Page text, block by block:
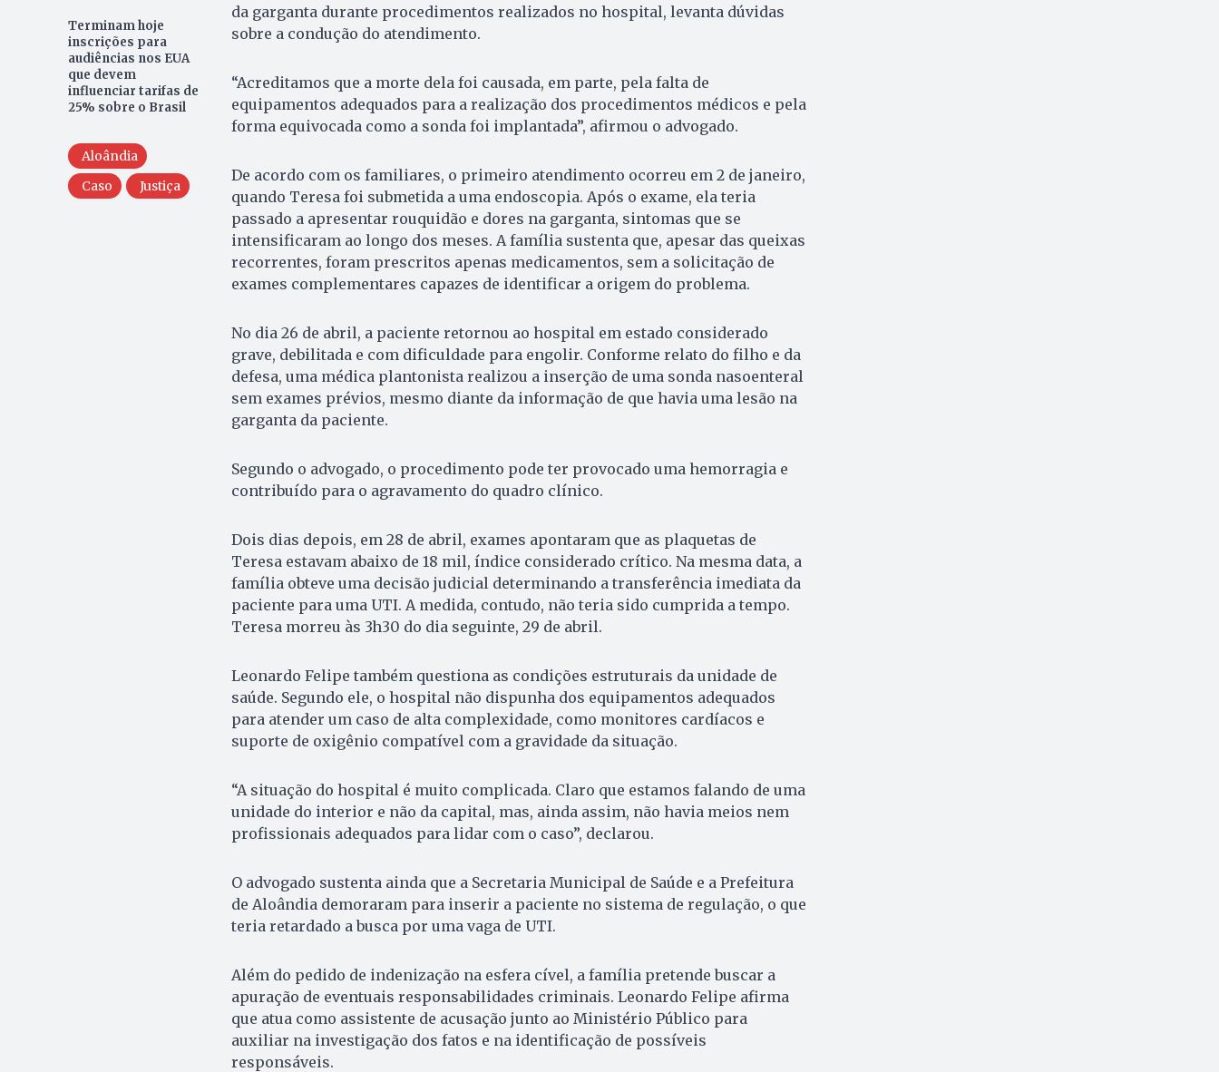
Terminam hoje
inscrições para
audiências nos EUA
que devem
influenciar tarifas de
25% sobre o Brasil
Aloândia
Caso
Justiça
da garganta durante procedimentos realizados no hospital, levanta dúvidas
sobre a condução do atendimento.
“Acreditamos que a morte dela foi causada, em parte, pela falta de
equipamentos adequados para a realização dos procedimentos médicos e pela
forma equivocada como a sonda foi implantada”, afirmou o advogado.
De acordo com os familiares, o primeiro atendimento ocorreu em 2 de janeiro,
quando Teresa foi submetida a uma endoscopia. Após o exame, ela teria
passado a apresentar rouquidão e dores na garganta, sintomas que se
intensificaram ao longo dos meses. A família sustenta que, apesar das queixas
recorrentes, foram prescritos apenas medicamentos, sem a solicitação de
exames complementares capazes de identificar a origem do problema.
No dia 26 de abril, a paciente retornou ao hospital em estado considerado
grave, debilitada e com dificuldade para engolir. Conforme relato do filho e da
defesa, uma médica plantonista realizou a inserção de uma sonda nasoenteral
sem exames prévios, mesmo diante da informação de que havia uma lesão na
garganta da paciente.
Segundo o advogado, o procedimento pode ter provocado uma hemorragia e
contribuído para o agravamento do quadro clínico.
Dois dias depois, em 28 de abril, exames apontaram que as plaquetas de
Teresa estavam abaixo de 18 mil, índice considerado crítico. Na mesma data, a
família obteve uma decisão judicial determinando a transferência imediata da
paciente para uma UTI. A medida, contudo, não teria sido cumprida a tempo.
Teresa morreu às 3h30 do dia seguinte, 29 de abril.
Leonardo Felipe também questiona as condições estruturais da unidade de
saúde. Segundo ele, o hospital não dispunha dos equipamentos adequados
para atender um caso de alta complexidade, como monitores cardíacos e
suporte de oxigênio compatível com a gravidade da situação.
“A situação do hospital é muito complicada. Claro que estamos falando de uma
unidade do interior e não da capital, mas, ainda assim, não havia meios nem
profissionais adequados para lidar com o caso”, declarou.
O advogado sustenta ainda que a Secretaria Municipal de Saúde e a Prefeitura
de Aloândia demoraram para inserir a paciente no sistema de regulação, o que
teria retardado a busca por uma vaga de UTI.
Além do pedido de indenização na esfera cível, a família pretende buscar a
apuração de eventuais responsabilidades criminais. Leonardo Felipe afirma
que atua como assistente de acusação junto ao Ministério Público para
auxiliar na investigação dos fatos e na identificação de possíveis
responsáveis.